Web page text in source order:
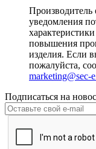
Производитель
уведомления
повышения
изделия. Если
пожалуйста,
marketing@sec-
Подписаться на